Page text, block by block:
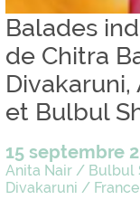
Balades
de Chitra
Divakaruni,
et Bulbul
15 septembre
Anita Nair / Bulbul
Divakaruni /